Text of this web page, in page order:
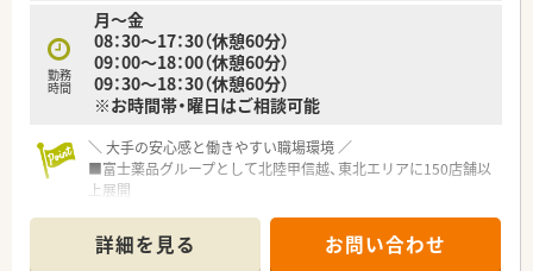
■調剤未経験からスタートした若手薬剤師や、出産・育児を経て
復職したベテラン薬剤師など、多様な背景を持つ方が活躍してい
ます。
■「地域の方々の健康を支えたい」という共通の目標を持つ仲間
が集まっており、チームワークを大切にしながら日々邁進してい
勤務
時間
月～金
08：30～17：30（休憩60分）
09：00～18：00（休憩60分）
09：30～18：30（休憩60分）
※お時間帯・曜日はご相談可能
＼ 大手の安心感と働きやすい職場環境 ／
■富士薬品グループとして北陸甲信越、東北エリアに150店舗以
上展開
きる環境が整っています。
■労働組合もあり年々働きやすい会社へと進化を続けておられ
詳細を見る お問い合わせ